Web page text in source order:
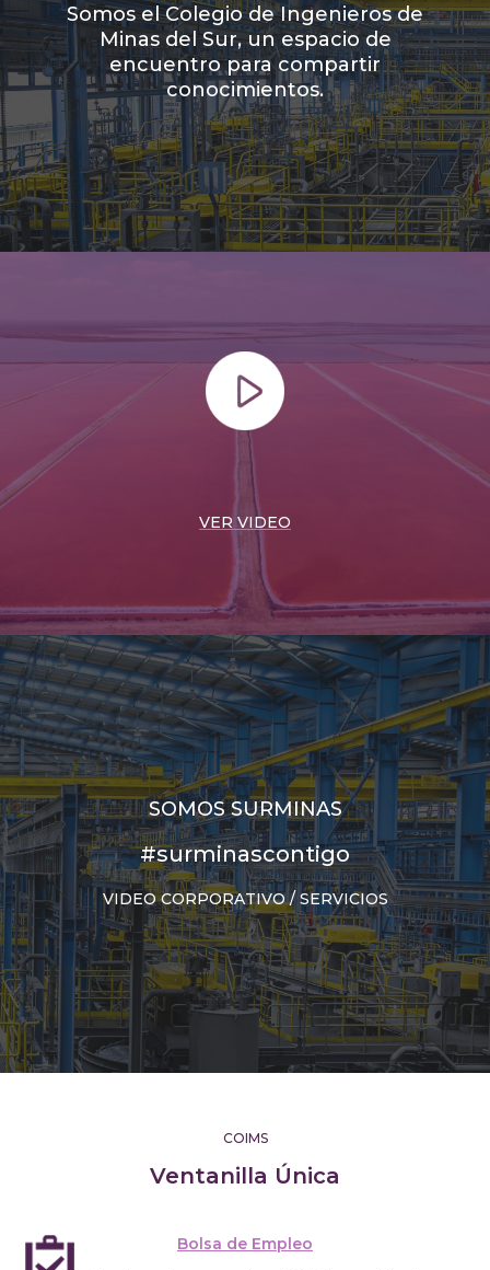
Somos el Colegio de Ingenieros de
Minas del Sur, un espacio de
encuentro para compartir
conocimientos.
VER VIDEO
SOMOS SURMINAS
#surminascontigo
VIDEO CORPORATIVO / SERVICIOS
COIMS
Ventanilla Única
Bolsa de Empleo